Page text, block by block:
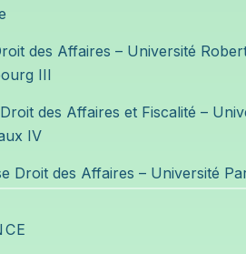
des Affaires – Université
III
des Affaires et Fiscalité –
IV
Droit des Affaires – Université
au processus collaboratif